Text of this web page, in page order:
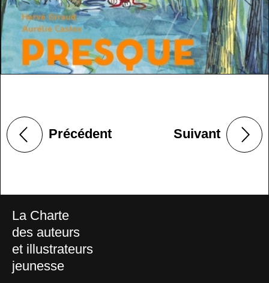
Précédent Suivant
La Charte
des auteurs
et illustrateurs
jeunesse